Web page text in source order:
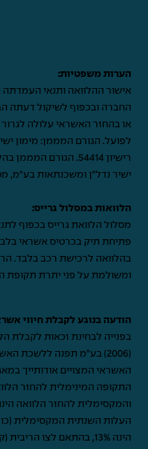
הערות משפטיות:
אישור ההלוואה ותנאי העמדתה
החברה ובכפוף לשיקול דעתה
או בהחזר האשראי עלולה לגרור
רישיון 54414. הגורם
ישיר נדל"ן ומשכנתאות בע"מ, מספר
הלוואות במסלול גרייס:
מסלול הלוואת גרייס בכפוף
פתיחת תיק בכרטיס אשראי
בהלוואה לרכישת רכב בלבד.
ומשולמת על פני יתרת תקופת
הודעה בנוגע לקבלת חיווי
בפנייה לבחינת זכאות לקבלת
(2006) בע"מ תפנה ללשכת
האשראי המצויים אודותייך
העלות השנתית המקסימלית
הינה 13%, בהתאם לצו